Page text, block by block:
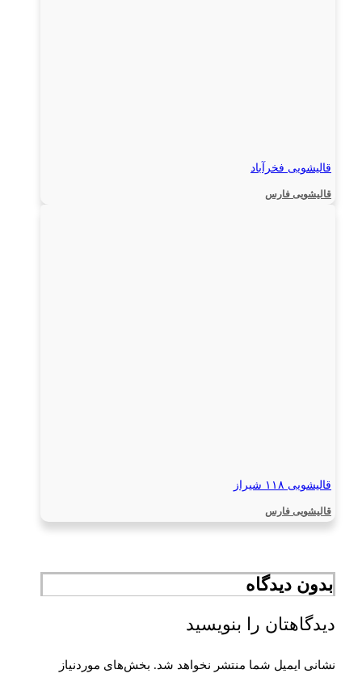
قالیشویی فخرآباد
قالیشویی فارس
قالیشویی ۱۱۸ شیراز
قالیشویی فارس
بدون دیدگاه
دیدگاهتان را بنویسید
نشانی ایمیل شما منتشر نخواهد شد. بخش‌های موردنیاز